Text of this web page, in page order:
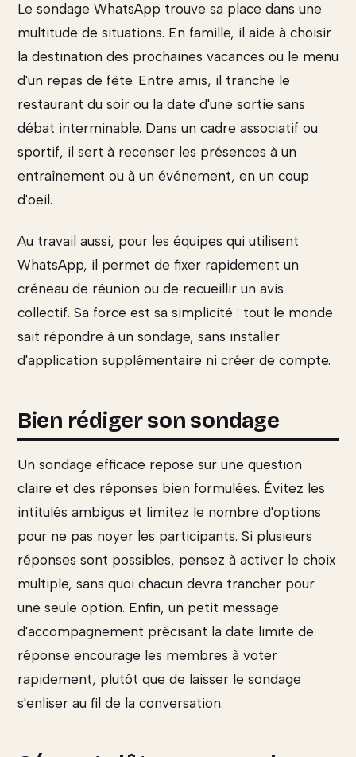
Le sondage WhatsApp trouve sa place dans une
multitude de situations. En famille, il aide à choisir
la destination des prochaines vacances ou le menu
d'un repas de fête. Entre amis, il tranche le
restaurant du soir ou la date d'une sortie sans
débat interminable. Dans un cadre associatif ou
sportif, il sert à recenser les présences à un
entraînement ou à un événement, en un coup
d'oeil.
Au travail aussi, pour les équipes qui utilisent
WhatsApp, il permet de fixer rapidement un
créneau de réunion ou de recueillir un avis
collectif. Sa force est sa simplicité : tout le monde
sait répondre à un sondage, sans installer
d'application supplémentaire ni créer de compte.
Bien rédiger son sondage
Un sondage efficace repose sur une question
claire et des réponses bien formulées. Évitez les
intitulés ambigus et limitez le nombre d'options
pour ne pas noyer les participants. Si plusieurs
réponses sont possibles, pensez à activer le choix
multiple, sans quoi chacun devra trancher pour
une seule option. Enfin, un petit message
d'accompagnement précisant la date limite de
réponse encourage les membres à voter
rapidement, plutôt que de laisser le sondage
s'enliser au fil de la conversation.